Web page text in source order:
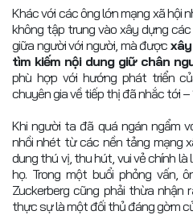
Khác với các ông lớn mạng xã hội
không tập trung vào xây dựng
giữa người với người, mà được
tìm kiếm nội dung giữ chân
phù hợp với hướng phát triển
chuyên gia về tiếp thị đã nhắc tới –
Khi người ta đã quá ngán ngẩm
nhồi nhét từ các nền tảng mạng
dung thú vị, thu hút, vui vẻ chính
họ. Trong một buổi phỏng vấn,
Zuckerberg cũng phải thừa nhận
thực sự là một đối thủ đáng gờm